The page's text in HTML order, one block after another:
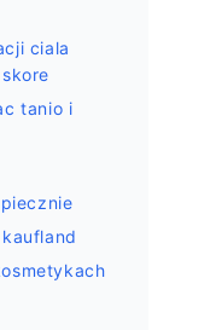
ciala
tanio i